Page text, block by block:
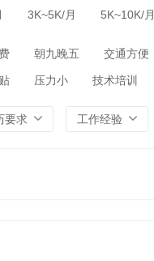
3K~5K/月 5K~10K/月
朝九晚五 交通方便
压力小 技术培训
要求 工作经验